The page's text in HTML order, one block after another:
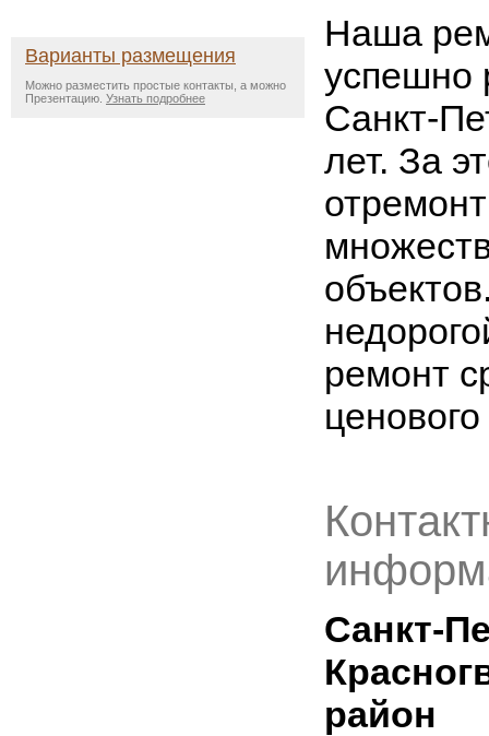
Варианты размещения
Можно разместить простые контакты, а можно
Презентацию. Узнать подробнее
Наша
успешно
Санкт-
лет. За
ремонт
Санкт-
район